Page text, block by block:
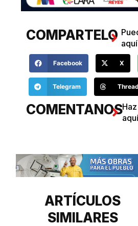
COMPARTELO
aquí
Facebook X
Telegram
COMENTANOS
aquí
ARTÍCULOS
SIMILARES